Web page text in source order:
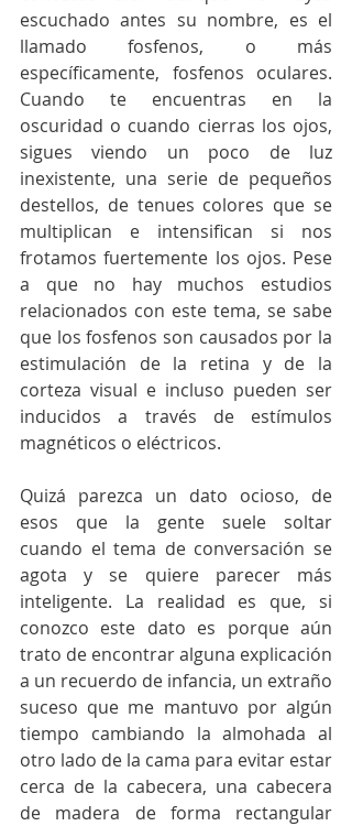
escuchado antes su nombre, es el
llamado fosfenos, o más
específicamente, fosfenos oculares.
Cuando te encuentras en la
oscuridad o cuando cierras los ojos,
sigues viendo un poco de luz
inexistente, una serie de pequeños
destellos, de tenues colores que se
multiplican e intensifican si nos
frotamos fuertemente los ojos. Pese
a que no hay muchos estudios
relacionados con este tema, se sabe
que los fosfenos son causados por la
estimulación de la retina y de la
corteza visual e incluso pueden ser
inducidos a través de estímulos
magnéticos o eléctricos.
Quizá parezca un dato ocioso, de
esos que la gente suele soltar
cuando el tema de conversación se
agota y se quiere parecer más
inteligente. La realidad es que, si
conozco este dato es porque aún
trato de encontrar alguna explicación
a un recuerdo de infancia, un extraño
suceso que me mantuvo por algún
tiempo cambiando la almohada al
otro lado de la cama para evitar estar
cerca de la cabecera, una cabecera
de madera de forma rectangular